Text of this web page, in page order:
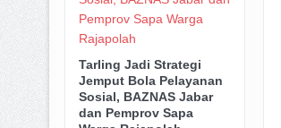
Tarling Jadi Strategi
Jemput Bola Pelayanan
Sosial, BAZNAS Jabar
dan Pemprov Sapa